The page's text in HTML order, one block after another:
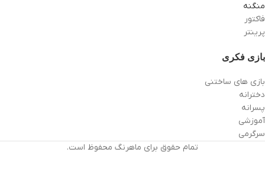
منگنه
فاکتور
پرینتر
بازی فکری
بازی های ساختنی
دخترانه
پسرانه
آموزشی
سرگرمی
تمام حقوق برای ماهرنگ محفوظ است.